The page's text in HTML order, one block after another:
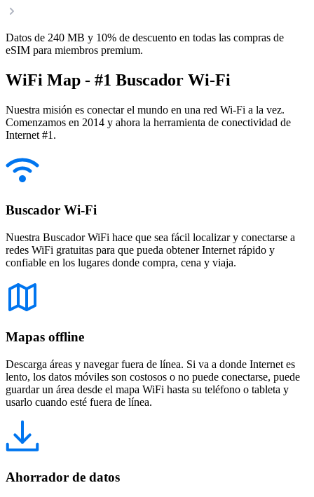
Datos de 240 MB y 10% de descuento en todas las compras de
eSIM para miembros premium.
WiFi Map - #1 Buscador Wi-Fi
Nuestra misión es conectar el mundo en una red Wi-Fi a la vez.
Comenzamos en 2014 y ahora la herramienta de conectividad de
Internet #1.
Buscador Wi-Fi
Nuestra Buscador WiFi hace que sea fácil localizar y conectarse a
redes WiFi gratuitas para que pueda obtener Internet rápido y
confiable en los lugares donde compra, cena y viaja.
Mapas offline
Descarga áreas y navegar fuera de línea. Si va a donde Internet es
lento, los datos móviles son costosos o no puede conectarse, puede
guardar un área desde el mapa WiFi hasta su teléfono o tableta y
usarlo cuando esté fuera de línea.
Ahorrador de datos